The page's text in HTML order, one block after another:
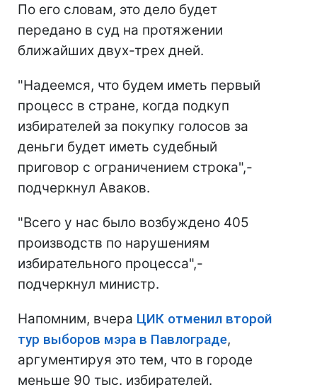
По его словам, это дело будет
передано в суд на протяжении
ближайших двух-трех дней.
"Надеемся, что будем иметь первый
процесс в стране, когда подкуп
избирателей за покупку голосов за
деньги будет иметь судебный
приговор с ограничением строка",-
подчеркнул Аваков.
"Всего у нас было возбуждено 405
производств по нарушениям
избирательного процесса",-
подчеркнул министр.
Напомним, вчера ЦИК отменил второй
тур выборов мэра в Павлограде,
аргументируя это тем, что в городе
меньше 90 тыс. избирателей.